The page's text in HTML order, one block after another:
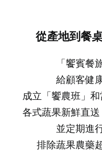
從產地到餐
「饗賓餐
給顧客健
成立「饗農班」
各式蔬果新鮮直送
並定期進
排除蔬果農藥